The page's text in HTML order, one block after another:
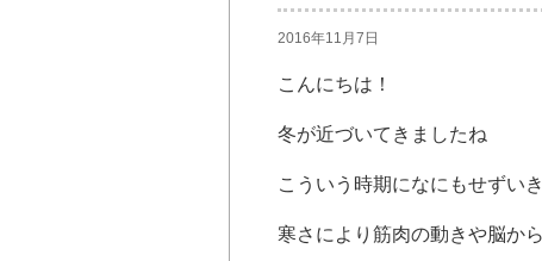
2016年11月7日
こんにちは！
冬が近づいてきましたね
こういう時期になにもせずい
寒さにより筋肉の動きや脳か